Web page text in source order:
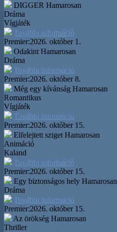
DIGGER Hamarosan
Dráma
Vígjáték
További információ
Premier:2026. október 1.
Odakint Hamarosan
Dráma
További információ
Premier:2026. október 8.
Még egy kívánság Hamarosan
Romantikus
Vígjáték
További információ
Premier:2026. október 15.
Elfelejtett sziget Hamarosan
Animáció
Kaland
További információ
Premier:2026. október 15.
Egy biztonságos hely Hamarosan
Dráma
További információ
Premier:2026. október 15.
Az örökség Hamarosan
Thriller